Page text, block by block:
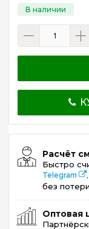
Расчёт
Быстро
Telegram
без
Оптовая